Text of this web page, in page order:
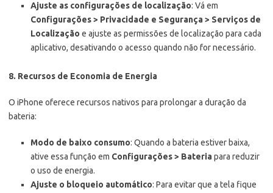
Ajuste as configurações de localização: Vá em
Configurações > Privacidade e Segurança > Serviços de
Localização e ajuste as permissões de localização para cada
aplicativo, desativando o acesso quando não for necessário.
8. Recursos de Economia de Energia
O iPhone oferece recursos nativos para prolongar a duração da
bateria:
Modo de baixo consumo: Quando a bateria estiver baixa,
ative essa função em Configurações > Bateriapara reduzir
o uso de energia.
Ajuste o bloqueio automático: Para evitar que a tela fique